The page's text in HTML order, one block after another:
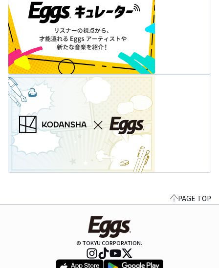
PAGE TOP
© TOKYU CORPORATION.